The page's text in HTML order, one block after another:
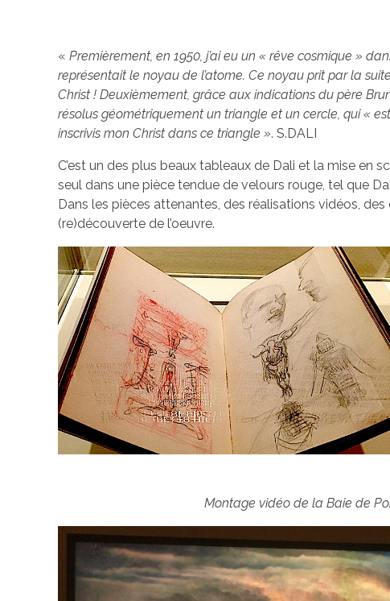
« Premièrement, en 1950, j’ai eu un « rêve cosmique »
représentait le noyau de l’atome. Ce noyau prit par la
Christ ! Deuxièmement, grâce aux indications du père
résolus géométriquement un triangle et un cercle, qui «
inscrivis mon Christ dans ce triangle ». S.DALI
C’est un des plus beaux tableaux de Dali et la mise en
seul dans une pièce tendue de velours rouge, tel que
Dans les pièces attenantes, des réalisations vidéos,
(re)découverte de l’oeuvre.
Montage vidéo de la Baie de